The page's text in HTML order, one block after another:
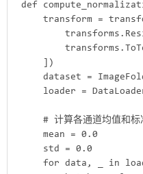
def
transform =
    ])
dataset =
loader =
# 计算各通道均值和标
    mean = 0.0
    std = 0.0
for data, _ in